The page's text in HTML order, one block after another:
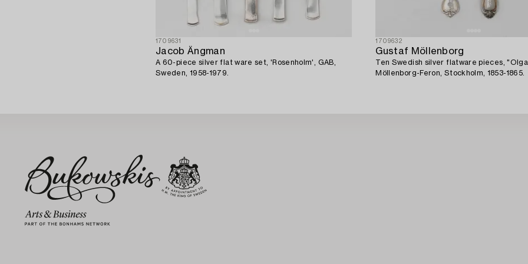
1709631
Jacob Ängman
A 60-piece silver flat ware set, 'Rosenholm', GAB,
Sweden, 1958-1979.
1709632
Gustaf Möllenborg
Ten Swedish silver flatware pieces,
Möllenborg-Feron, Stockholm, 1853-1865.